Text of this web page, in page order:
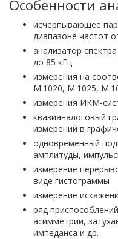
Особенности
исчерпывающее
диапазоне частот
анализатор
до 85 кГц
измерения на
M.1020, M.1025,
измерения ИКМ-
квазианалоговый
измерений в
одновременный
амплитуды,
измерение
виде гистограммы
измерение
ряд
асимметрии,
импеданса и др.